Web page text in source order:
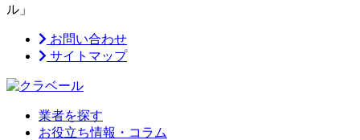
ル」
お問い合わせ
サイトマップ
業者を探す
お役立ち情報・コラム